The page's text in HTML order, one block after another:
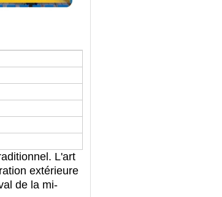
L'art
extérieure
de la mi-